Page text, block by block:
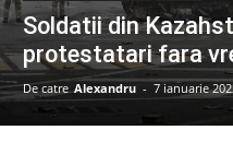
Soldatii din
protestatari fara
De catre Alexandru - 7 ianuarie